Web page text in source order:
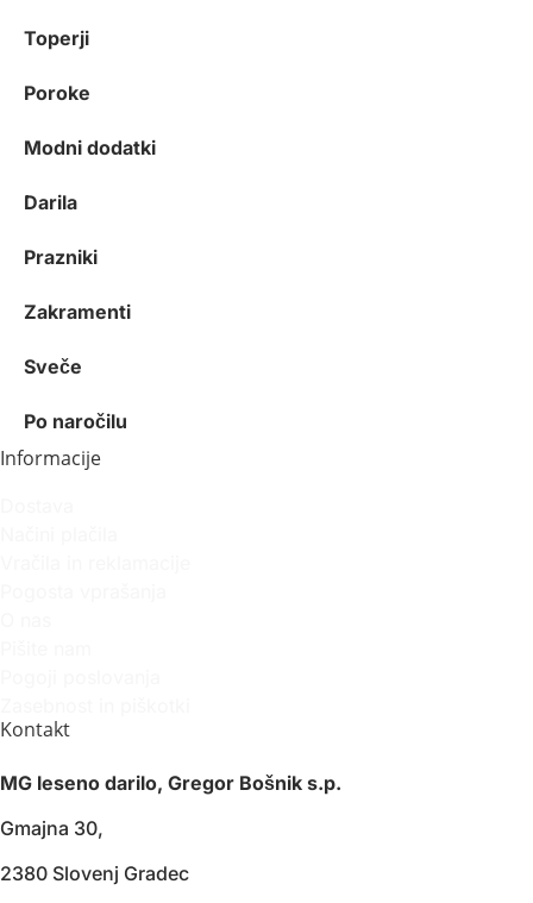
Toperji
Poroke
Modni dodatki
Darila
Prazniki
Zakramenti
Sveče
Po naročilu
Informacije
Kontakt
MG leseno darilo, Gregor Bošnik s.p.
Gmajna 30,
2380 Slovenj Gradec